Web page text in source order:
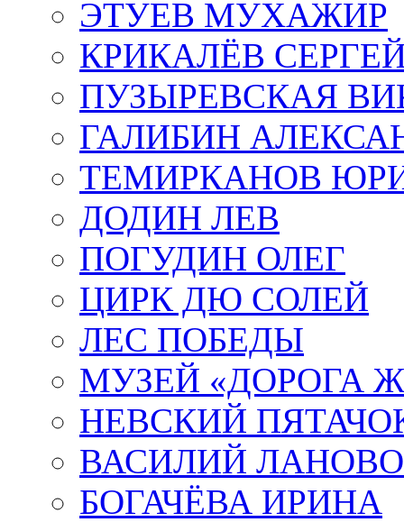
ЭТУЕВ МУХАЖИР
КРИКАЛЁВ
ПУЗЫРЕВСКАЯ
ГАЛИБИН
ТЕМИРКАНОВ
ДОДИН ЛЕВ
ПОГУДИН ОЛЕГ
ЦИРК ДЮ СОЛЕЙ
ЛЕС ПОБЕДЫ
МУЗЕЙ «ДОРОГА
НЕВСКИЙ
ВАСИЛИЙ
БОГАЧЁВА ИРИНА